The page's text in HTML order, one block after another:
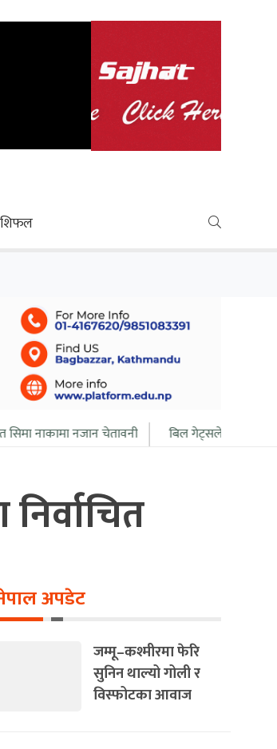
चेतावनी बिल गेट्सले आफ्नो सबै सम्पत्ति २० बर्ष भित्र
अपडेट
जम्मू–कश्मीरमा फेरि
सुनिन थाल्यो गोली र
विस्फोटका आवाज